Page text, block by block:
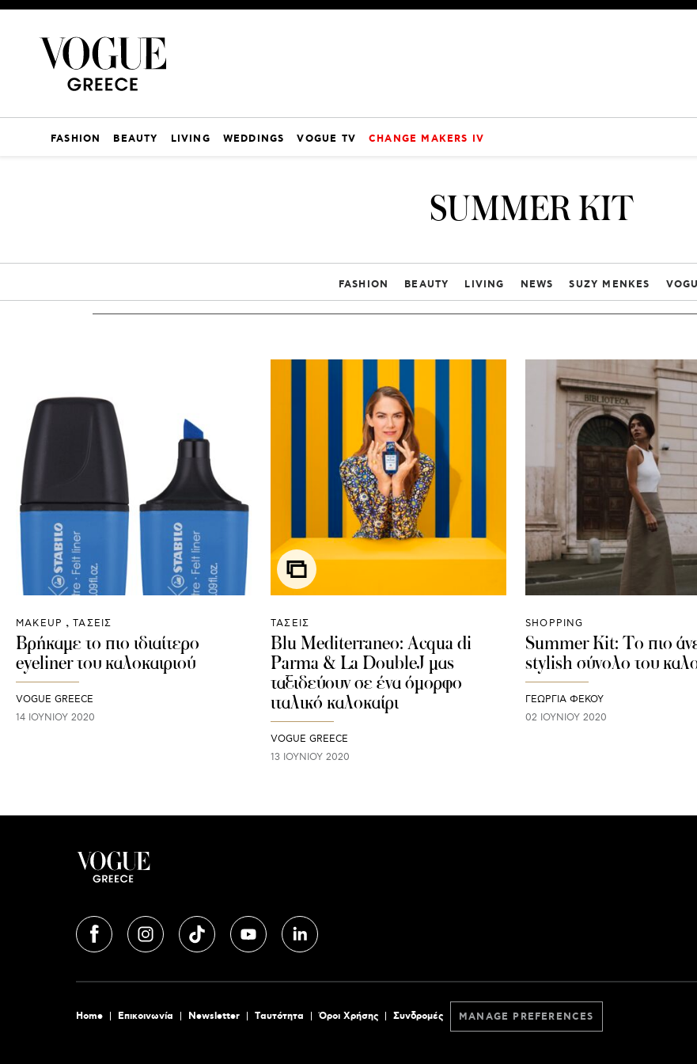
FASHION BEAUTY LIVING WEDDINGS VOGUE TV CHANGE MAKERS IV
SUMMER KIT
FASHION BEAUTY LIVING NEWS SUZY MENKES
ΜAKEUP ΤΑΣΕΙΣ
Βρήκαμε το πιο ιδιαίτερο
eyeliner του καλοκαιριού
VOGUE GREECE
14 ΙΟΥΝΊΟΥ 2020
ΤΑΣΕΙΣ
Blu Mediterraneo: Acqua di
Parma & La DoubleJ μας
ταξιδεύουν σε ένα όμορφο
ιταλικό καλοκαίρι
VOGUE GREECE
13 ΙΟΥΝΊΟΥ 2020
SHOPPING
Summer Kit: Το πιο
stylish σύνολο του
ΓΕΩΡΓΙΑ ΦΕΚΟΥ
02 ΙΟΥΝΊΟΥ 2020
Home Επικοινωνία Newsletter Tαυτότητα Όροι Χρήσης Συνδρομές MANAGE PREFERENCES